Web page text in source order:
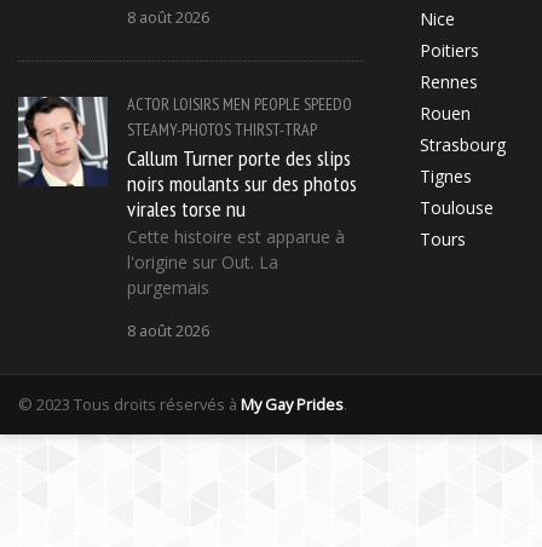
8 août 2026
ACTOR LOISIRS MEN PEOPLE SPEEDO
STEAMY-PHOTOSTHIRST-TRAP
Callum Turner porte des slips
noirs moulants sur des photos
virales torse nu
Cette histoire est apparue à
l'origine sur Out. La
purgemais
8 août 2026
Nice
Poitiers
Rennes
Rouen
Strasbourg
Tignes
Toulouse
Tours
© 2023 Tous droits réservés à My Gay Prides.